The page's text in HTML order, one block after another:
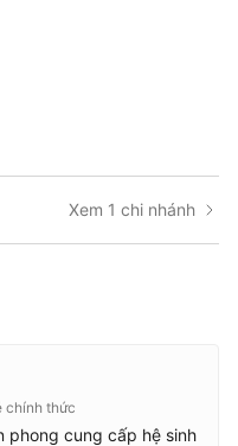
Xem 1 chi nhánh
chính thức
phong cung cấp hệ sinh